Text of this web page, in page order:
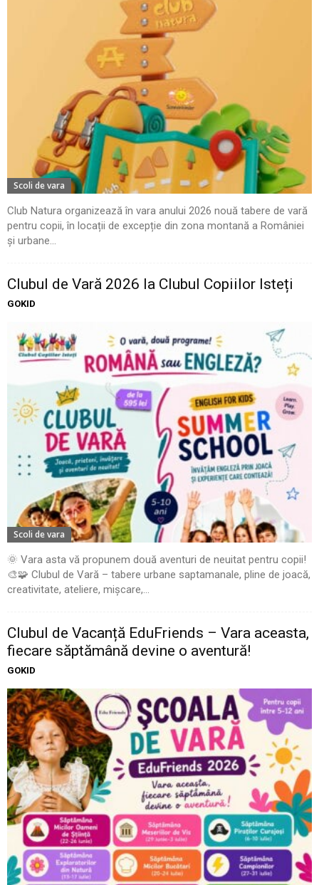
Scoli de vara
Club Natura organizează în vara anului 2026 nouă tabere de vară
pentru copii, în locații de excepție din zona montană a României
și urbane...
Clubul de Vară 2026 la Clubul Copiilor Isteți
GOKID
Scoli de vara
🌞 Vara asta vă propunem două aventuri de neuitat pentru copii!
🎨🧩 Clubul de Vară – tabere urbane saptamanale, pline de joacă,
creativitate, ateliere, mișcare,...
Clubul de Vacanță EduFriends – Vara aceasta,
fiecare săptămână devine o aventură!
GOKID